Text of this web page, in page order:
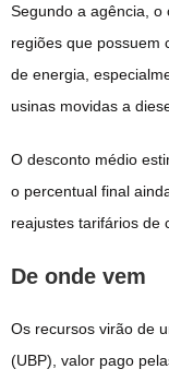
Segundo a agência, o
regiões que possuem
de energia,
usinas movidas a
O desconto médio
o percentual final
reajustes tarifários de
De onde vem
Os recursos virão de
(UBP), valor pago